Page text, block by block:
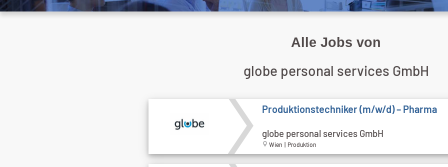
Alle Jobs von
globe personal services GmbH
Produktionstechniker (m/w/d) – Pharma
globe personal services GmbH
Wien | Produktion